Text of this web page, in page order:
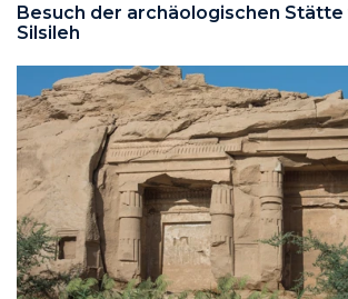
Besuch der archäologischen Stätte
Silsileh